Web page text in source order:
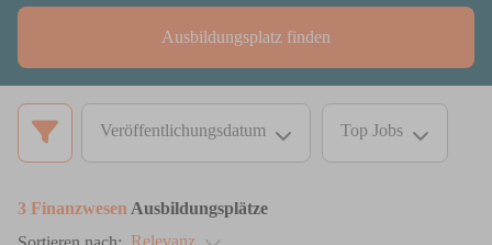
Ausbildungsplatz finden
Veröffentlichungsdatum Top Jobs
3 Finanzwesen Ausbildungsplätze